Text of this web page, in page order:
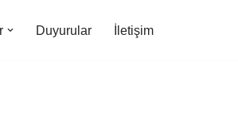
Duyurular İletişim